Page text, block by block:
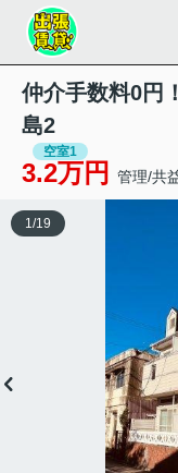
仲介手数料0円
島2
空室1
3.2万円 管理/共
1 /19